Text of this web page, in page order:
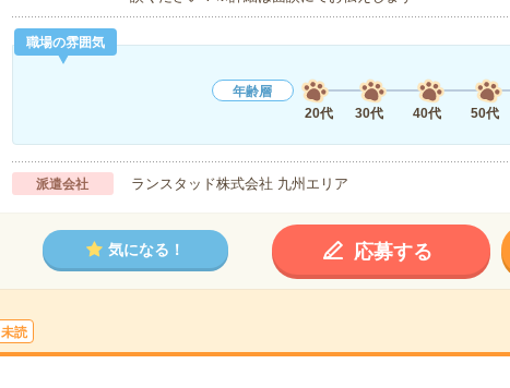
職場の雰囲気
年齢層
20代
30代 40代 50代
派遣会社 ランスタッド株式会社 九州エリア
気になる！ 応募する
未読